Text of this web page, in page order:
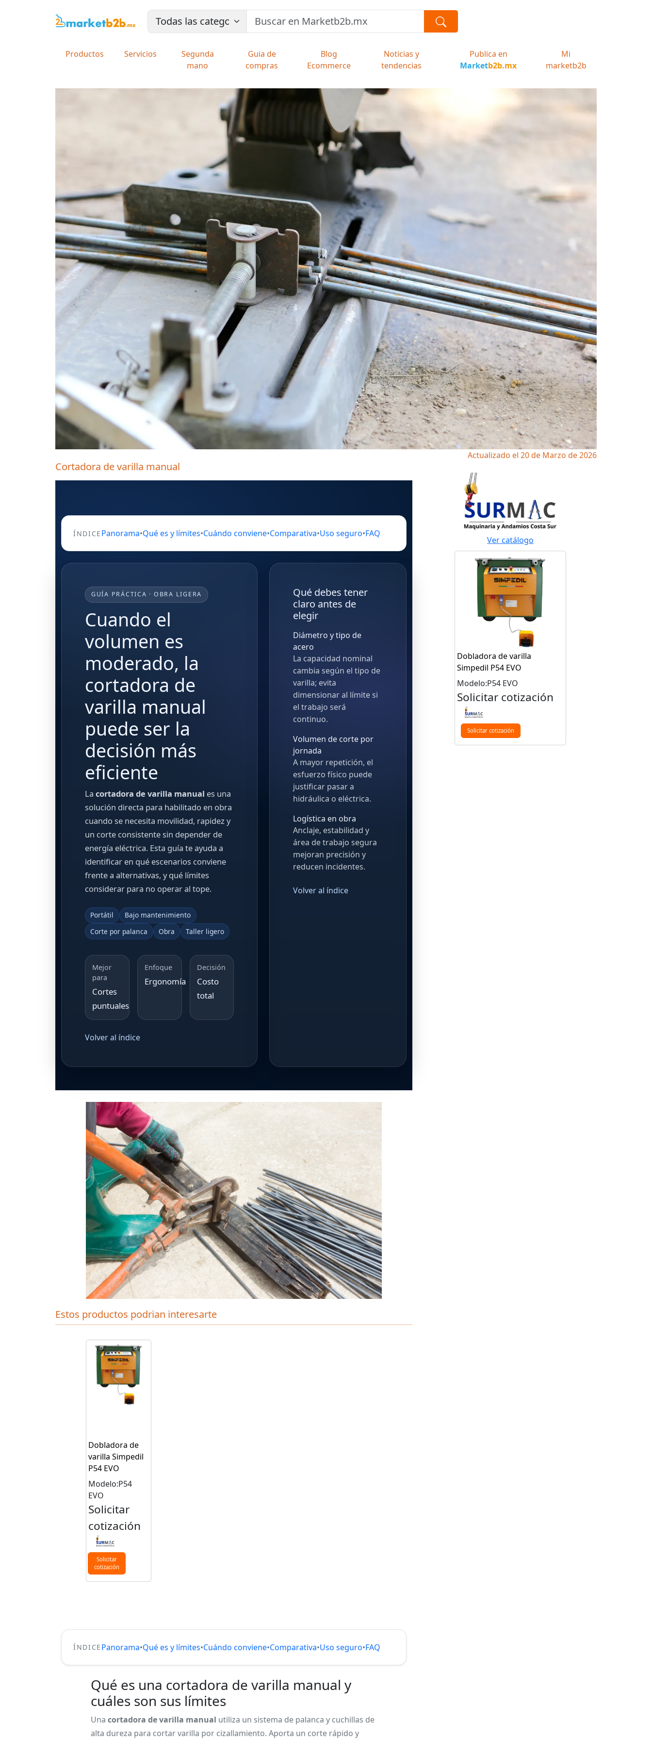
Productos Servicios
Segunda
mano
Guia de
compras
Blog
Ecommerce
Noticias y
tendencias
Publica en
Marketb2b.mx
Mi
marketb2b
Actualizado el 20 de Marzo de 2026
Cortadora de varilla manual
ÍNDICE Panorama•Qué es y límites•Cuándo conviene•Comparativa•Uso seguro•FAQ
GUÍA PRÁCTICA · OBRA LIGERA
Cuando el
volumen es
moderado, la
cortadora de
varilla manual
puede ser la
decisión más
eficiente
La cortadora de varilla manual es una
solución directa para habilitado en obra
cuando se necesita movilidad, rapidez y
un corte consistente sin depender de
energía eléctrica. Esta guía te ayuda a
identificar en qué escenarios conviene
frente a alternativas, y qué límites
considerar para no operar al tope.
Portátil
Bajo mantenimiento
Corte por palanca
Obra Taller ligero
Mejor
para
Cortes
puntuales
Enfoque
Ergonomía
Decisión
Costo
total
Volver al índice
Qué debes tener
claro antes de
elegir
Diámetro y tipo de
acero
La capacidad nominal
cambia según el tipo de
varilla; evita
dimensionar al límite si
el trabajo será
continuo.
Volumen de corte por
jornada
A mayor repetición, el
esfuerzo físico puede
justificar pasar a
hidráulica o eléctrica.
Logística en obra
Anclaje, estabilidad y
área de trabajo segura
mejoran precisión y
reducen incidentes.
Volver al índice
Estos productos podrian interesarte
Dobladora de
varilla Simpedil
P54 EVO
Modelo:P54
EVO
Solicitar
cotización
Solicitar
cotización
ÍNDICE Panorama•Qué es y límites•Cuándo conviene•Comparativa•Uso seguro•FAQ
Qué es una cortadora de varilla manual y
cuáles son sus límites
Unacortadora de varilla manual utiliza un sistema de palanca y cuchillas de
alta dureza para cortar varilla por cizallamiento. Aporta un corte rápido y
Ver catálogo
Dobladora de varilla
Simpedil P54 EVO
Modelo:P54 EVO
Solicitar cotización
Solicitar cotización